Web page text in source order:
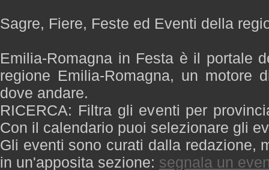
Sagre, Fiere, Feste ed Eventi della
Emilia-Romagna in Festa è il portale
regione Emilia-Romagna, un motore
dove andare.
RICERCA: Filtra gli eventi per
Con il calendario puoi selezionare gli
Gli eventi sono curati dalla redazione,
in un'apposita sezione: segnala un